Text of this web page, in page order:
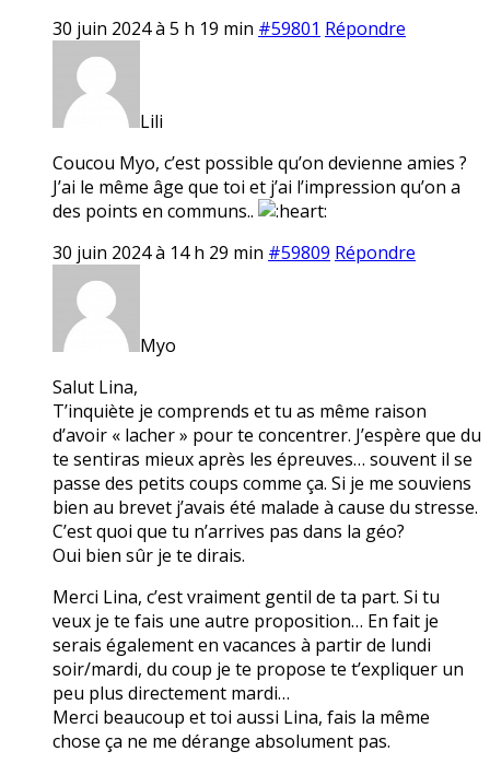
30 juin 2024 à 5 h 19 min #59801 Répondre
Lili
Coucou Myo, c’est possible qu’on devienne amies ?
J’ai le même âge que toi et j’ai l’impression qu’on a
des points en communs..
30 juin 2024 à 14 h 29 min #59809 Répondre
Myo
Salut Lina,
T’inquiète je comprends et tu as même raison
d’avoir « lacher » pour te concentrer. J’espère que du
te sentiras mieux après les épreuves… souvent il se
passe des petits coups comme ça. Si je me souviens
bien au brevet j’avais été malade à cause du stresse.
C’est quoi que tu n’arrives pas dans la géo?
Oui bien sûr je te dirais.
Merci Lina, c’est vraiment gentil de ta part. Si tu
veux je te fais une autre proposition… En fait je
serais également en vacances à partir de lundi
soir/mardi, du coup je te propose te t’expliquer un
peu plus directement mardi…
Merci beaucoup et toi aussi Lina, fais la même
chose ça ne me dérange absolument pas.